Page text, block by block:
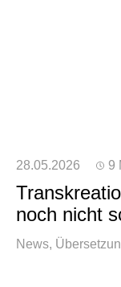
28.05.2026 9
noch nicht
News